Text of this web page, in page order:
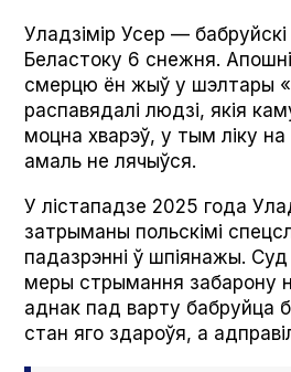
Уладзімір Усер — бабруйскі
Беластоку 6 снежня.
смерцю ён жыў у шэлтары
распавядалі людзі, якія
моцна хварэў, у тым ліку
амаль не лячыўся.
У лістападзе 2025 года
затрыманы польскімі
падазрэнні ў шпіянажы. Суд
меры стрымання забарону
аднак пад варту бабруйца
стан яго здароўя, а